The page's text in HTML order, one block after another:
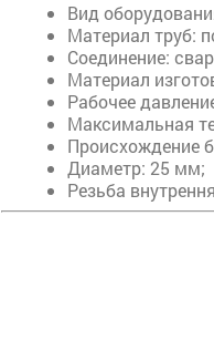
Вид
Материал труб:
Соединение:
Материал
Рабочее
Максимальная
Происхождение
Диаметр: 25 мм;
Резьба